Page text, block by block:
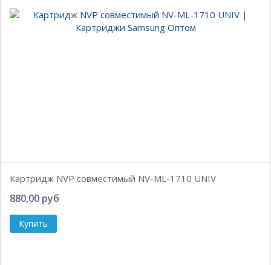
Картридж NVP совместимый NV-ML-1710 UNIV
880,00 руб